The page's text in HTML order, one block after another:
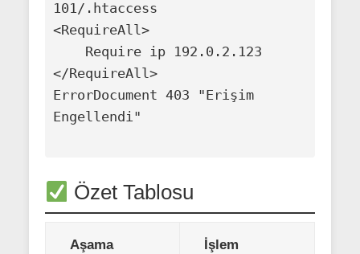
101/.htaccess
<RequireAll>
</RequireAll>
ErrorDocument 403 "Erişim
Engellendi"
Özet Tablosu
Aşama İşlem